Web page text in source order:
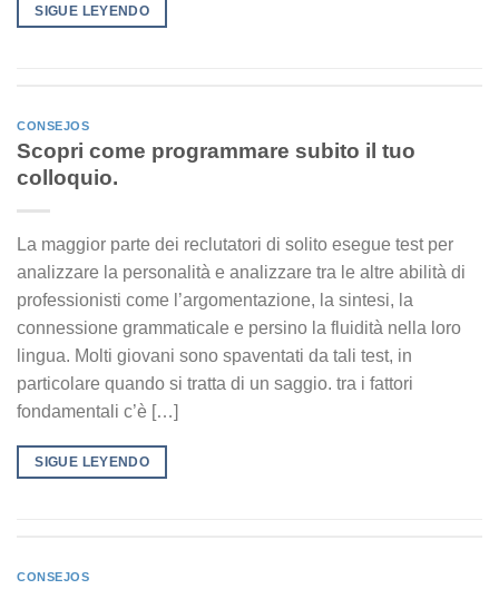
SIGUE LEYENDO
CONSEJOS
Scopri come programmare subito il tuo
colloquio.
La maggior parte dei reclutatori di solito esegue test per
analizzare la personalità e analizzare tra le altre abilità di
professionisti come l’argomentazione, la sintesi, la
connessione grammaticale e persino la fluidità nella loro
lingua. Molti giovani sono spaventati da tali test, in
particolare quando si tratta di un saggio. tra i fattori
fondamentali c’è […]
SIGUE LEYENDO
CONSEJOS